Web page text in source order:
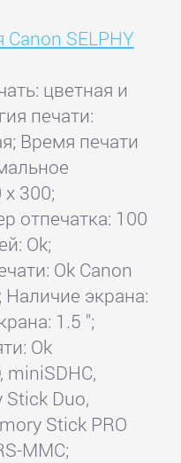
SELPHY
цветная и
печати:
Время печати
300;
отпечатка: 100
Ok;
Ok Canon
экрана:
1.5 ";
Ok
miniSDHC,
Duo,
Stick PRO
MMC;